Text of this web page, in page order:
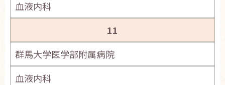
血液内科
11
群馬大学医学部附属病院
血液内科